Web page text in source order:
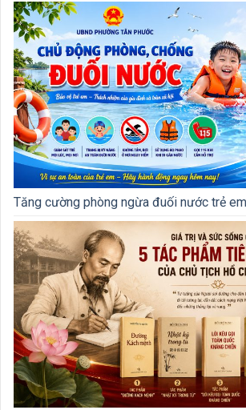
Tăng cường phòng ngừa đuối nước trẻ